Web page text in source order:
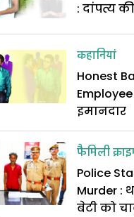
: दांपत्य
कहानियां
Honest
Employee
इमानदार
फैमिली
Police
Murder :
बेटी को